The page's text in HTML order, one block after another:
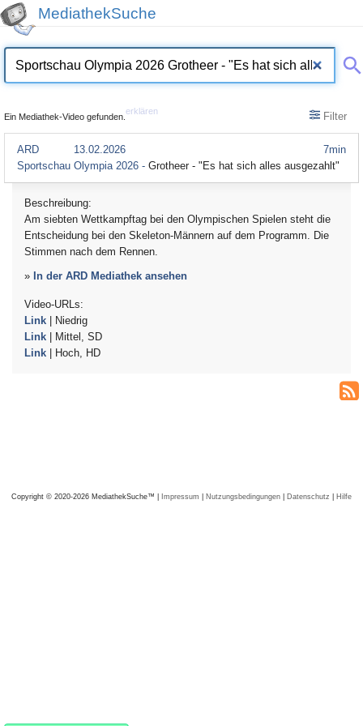
MediathekSuche
Ein Mediathek-Video gefunden.
erklären Filter
7min
ARD
13.02.2026
Sportschau Olympia 2026 - Grotheer - "Es hat sich alles ausgezahlt"
Beschreibung:
Am siebten Wettkampftag bei den Olympischen Spielen steht die
Entscheidung bei den Skeleton-Männern auf dem Programm. Die
Stimmen nach dem Rennen.
» In der ARD Mediathek ansehen
Video-URLs:
Link | Niedrig
Link | Mittel, SD
Link | Hoch, HD
Copyright © 2020-2026 MediathekSuche™ | Impressum | Nutzungsbedingungen | Datenschutz | Hilfe